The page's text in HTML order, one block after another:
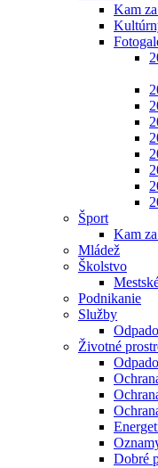
Kam
Šport
Kam
Mládež
Školstvo
Podnikanie
Služby
Životné
Dobré